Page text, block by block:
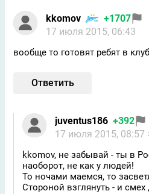
kkomov
+1707
17 июля 2015, 06:43
вообще то готовят ребят в
Ответить
juventus186 +392
17 июля 2015, 08:57
kkomov, не забывай - ты в
наоборот, не как у людей!
То ночами маемся, то
Стороной взглянуть - и смех